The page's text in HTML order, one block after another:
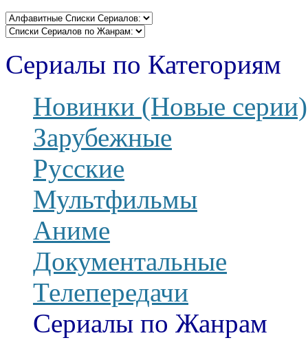
Сериалы по Категориям
Новинки (Новые серии)
Зарубежные
Русские
Мультфильмы
Аниме
Документальные
Телепередачи
Сериалы по Жанрам